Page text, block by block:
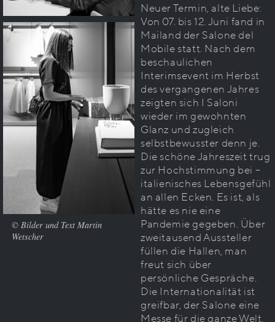
© Bilder und Text Martin
Wetscher
Neuer Termin, alte Liebe:
Von 07. bis 12. Juni fand in
Mailand der Salone del
Mobile statt. Nach dem
beschaulichen
Interimsevent im Herbst
des vergangenen Jahres
zeigten sich I Saloni
wieder im gewohnten
Glanz und zugleich
selbstbewusster denn je.
Die schöne Jahreszeit trug
zur Hochstimmung bei –
italienisches Lebensgefühl
an allen Ecken. Es ist, als
hätte es nie eine
Pandemie gegeben. Über
zweitausend Aussteller
füllen die Hallen, man
freut sich über
persönliche Gespräche.
Die Internationalität ist
greifbar, der Salone eine
Messe für die ganze Welt.